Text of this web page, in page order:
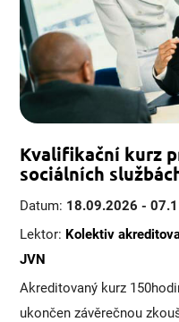
Kvalifikační kurz
sociálních
Datum: 18.09.2026 -
Lektor: Kolektiv
JVN
Akreditovaný kurz
ukončen závěrečnou